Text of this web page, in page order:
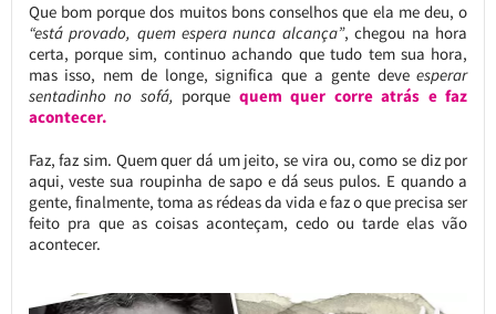
Que bom porque dos muitos bons conselhos que ela me deu, o
“está provado, quem espera nunca alcança”, chegou na hora
certa, porque sim, continuo achando que tudo tem sua hora,
mas isso, nem de longe, significa que a gente deveesperar
sentadinho no sofá, porque quem quer corre atrás e faz
acontecer.
Faz, faz sim. Quem quer dá um jeito, se vira ou, como se diz por
aqui, veste sua roupinha de sapo e dá seus pulos. E quando a
gente, finalmente, toma as rédeas da vida e faz o que precisa ser
feito pra que as coisas aconteçam, cedo ou tarde elas vão
acontecer.